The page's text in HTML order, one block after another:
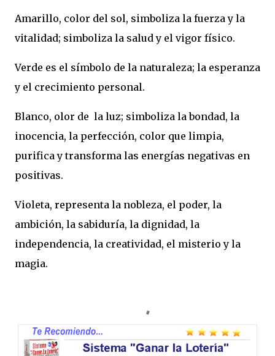
Amarillo, color del sol, simboliza la fuerza y la
vitalidad; simboliza la salud y el vigor físico.
Verde es el símbolo de la naturaleza; la esperanza
y el crecimiento personal.
Blanco, olor de la luz; simboliza la bondad, la
inocencia, la perfección, color que limpia,
purifica y transforma las energías negativas en
positivas.
Violeta, representa la nobleza, el poder, la
ambición, la sabiduría, la dignidad, la
independencia, la creatividad, el misterio y la
magia.